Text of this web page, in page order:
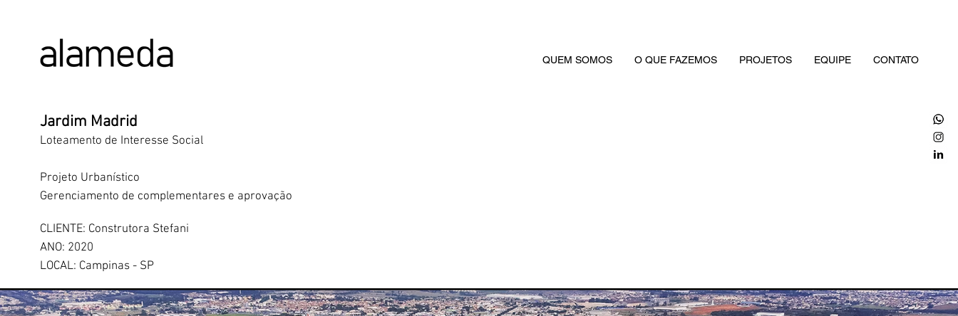
QUEM SOMOS O QUE FAZEMOS PROJETOS EQUIPE CONTATO
Jardim Madrid
Loteamento de Interesse Social
Projeto Urbanístico
Gerenciamento de complementares e aprovação
CLIENTE: Construtora Stefani
ANO: 2020
LOCAL: Campinas - SP